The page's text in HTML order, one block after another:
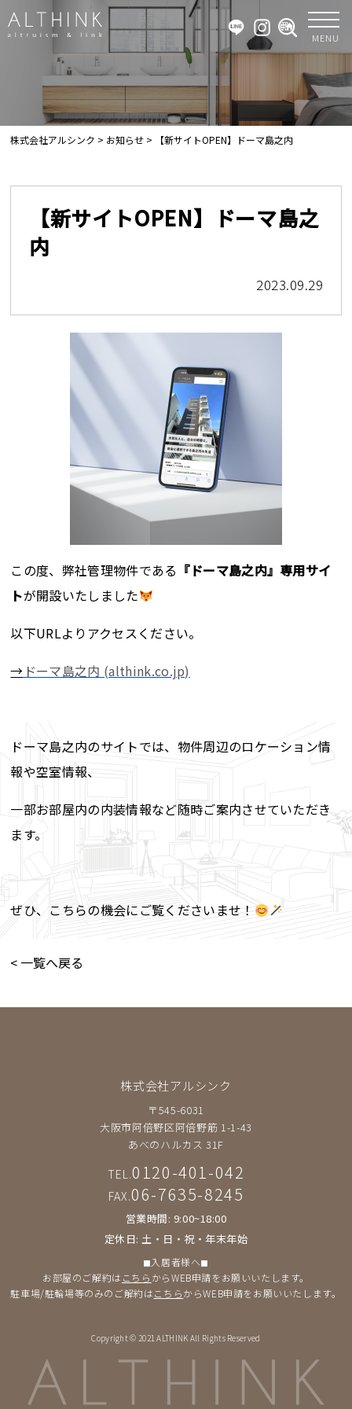
MENU
株式会社アルシンク > お知らせ > 【新サイトOPEN】ドーマ島之内
【新サイトOPEN】ドーマ島之
内
2023.09.29
この度、弊社管理物件である 『ドーマ島之内』専用サイ
トが開設いたしました
以下URLよりアクセスください。
→ ドーマ島之内 (althink.co.jp)
ドーマ島之内のサイトでは、物件周辺のロケーション情
報や空室情報、
一部お部屋内の内装情報など随時ご案内させていただき
ます。
ぜひ、こちらの機会にご覧くださいませ！
< 一覧へ戻る
株式会社アルシンク
〒545-6031
大阪市阿倍野区阿倍野筋 1-1-43
あべのハルカス 31F
TEL.0120-401-042
FAX.06-7635-8245
営業時間: 9:00~18:00
定休日: 土・日・祝・年末年始
◼︎入居者様へ◼︎
お部屋のご解約は こちら からWEB申請をお願いいたします。
駐車場/駐輪場等のみのご解約はこちらからWEB申請をお願いいたします。
Copyright © 2021 ALTHINK All Rights Reserved